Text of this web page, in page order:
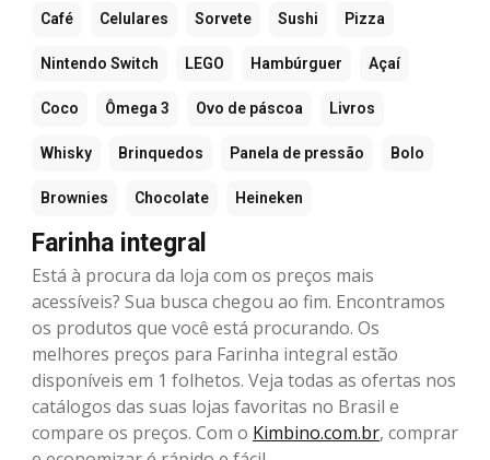
Café Celulares Sorvete Sushi Pizza
Nintendo Switch LEGO Hambúrguer Açaí
Coco Ômega 3 Ovo de páscoa Livros
Whisky Brinquedos Panela de pressão Bolo
Brownies Chocolate Heineken
Farinha integral
Está à procura da loja com os preços mais
acessíveis? Sua busca chegou ao fim. Encontramos
os produtos que você está procurando. Os
melhores preços para Farinha integral estão
disponíveis em 1 folhetos. Veja todas as ofertas nos
catálogos das suas lojas favoritas no Brasil e
compare os preços. Com o Kimbino.com.br, comprar